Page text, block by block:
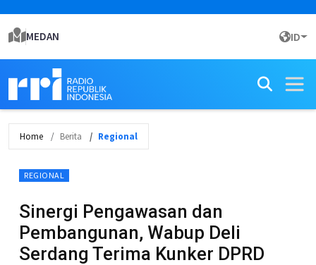
MEDAN ID
Home Berita Regional
REGIONAL
Sinergi Pengawasan dan
Pembangunan, Wabup Deli
Serdang Terima Kunker DPRD